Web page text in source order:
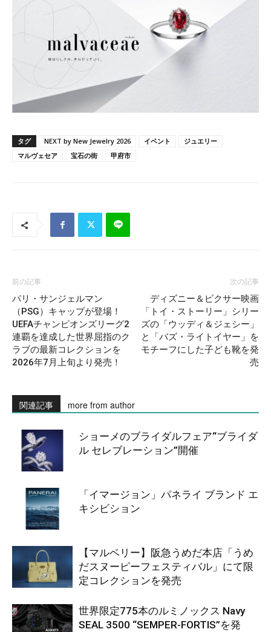
タグ NEXT by New Jewelry 2026 イベント
ジュエリー
マルヴェセア
宝石の街 甲府市
前の記事
パリ・サンジェルマン
（PSG）キャップが登場！
UEFAチャンピオンズリーグ2
連覇を達成した世界屈指のク
ラブの最新コレクションを
2026年7月上旬より発売！
次の記事
ディズニー＆ピクサー映画
「トイ・ストーリー」シリー
ズの「ウッディ＆ジェシー」
と「バズ・ライトイヤー」を
モチーフにした子ども靴を発
売
関連記事 more from author
ショーメのブライダルフェア“ブライダ
ル セレブレーション”開催
「イマージョン」パネライ ブランド エ
キシビション
【マルベリー】阪急うめだ本店「うめ
だスヌーピーフェスティバル」にて限
定コレクションを発売
世界限定775本のルミノックス Navy
SEAL 3500 “SEMPER-FORTIS”を発